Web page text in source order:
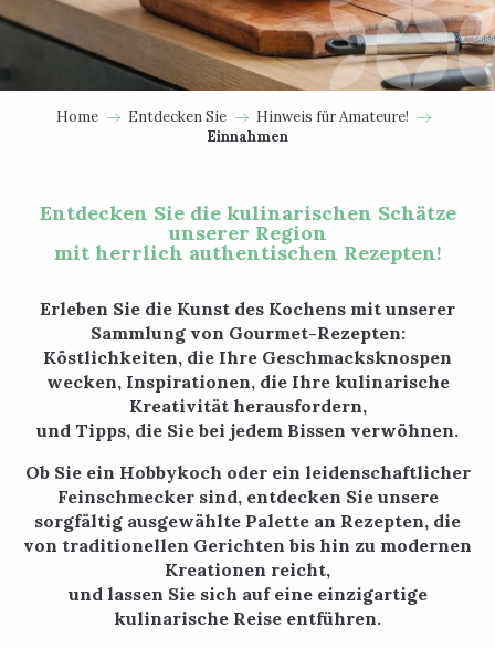
Home Entdecken Sie
Hinweis für Amateure!
Einnahmen
Entdecken Sie die kulinarischen Schätze
unserer Region
mit herrlich authentischen Rezepten!
Erleben Sie die Kunst des Kochens mit unserer
Sammlung von Gourmet-Rezepten:
Köstlichkeiten, die Ihre Geschmacksknospen
wecken, Inspirationen, die Ihre kulinarische
Kreativität herausfordern,
und Tipps, die Sie bei jedem Bissen verwöhnen.
Ob Sie ein Hobbykoch oder ein leidenschaftlicher
Feinschmecker sind, entdecken Sie unsere
sorgfältig ausgewählte Palette an Rezepten, die
von traditionellen Gerichten bis hin zu modernen
Kreationen reicht,
und lassen Sie sich auf eine einzigartige
kulinarische Reise entführen.